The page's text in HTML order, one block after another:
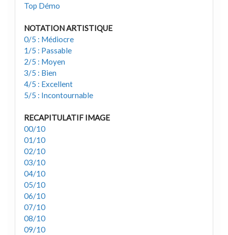
Top Démo
NOTATION ARTISTIQUE
0/5 : Médiocre
1/5 : Passable
2/5 : Moyen
3/5 : Bien
4/5 : Excellent
5/5 : Incontournable
RECAPITULATIF IMAGE
00/10
01/10
02/10
03/10
04/10
05/10
06/10
07/10
08/10
09/10